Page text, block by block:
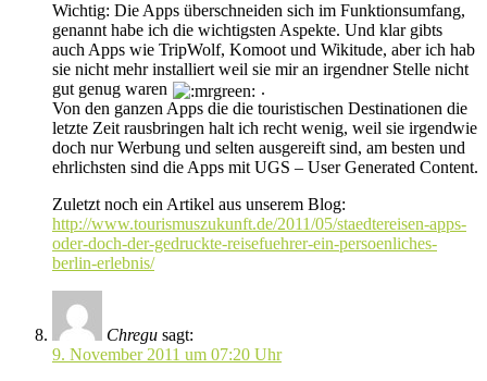
Wichtig: Die Apps überschneiden sich im Funktionsumfang,
genannt habe ich die wichtigsten Aspekte. Und klar gibts
auch Apps wie TripWolf, Komoot und Wikitude, aber ich hab
sie nicht mehr installiert weil sie mir an irgendner Stelle nicht
gut genug waren
.
Von den ganzen Apps die die touristischen Destinationen die
letzte Zeit rausbringen halt ich recht wenig, weil sie irgendwie
doch nur Werbung und selten ausgereift sind, am besten und
ehrlichsten sind die Apps mit UGS – User Generated Content.
Zuletzt noch ein Artikel aus unserem Blog:
http://www.tourismuszukunft.de/2011/05/staedtereisen-apps-
oder-doch-der-gedruckte-reisefuehrer-ein-persoenliches-
berlin-erlebnis/
Chregu sagt:
9. November 2011 um 07:20 Uhr